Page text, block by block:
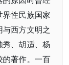
性民族国家
西方文明之
、胡适、杨
著作。一百